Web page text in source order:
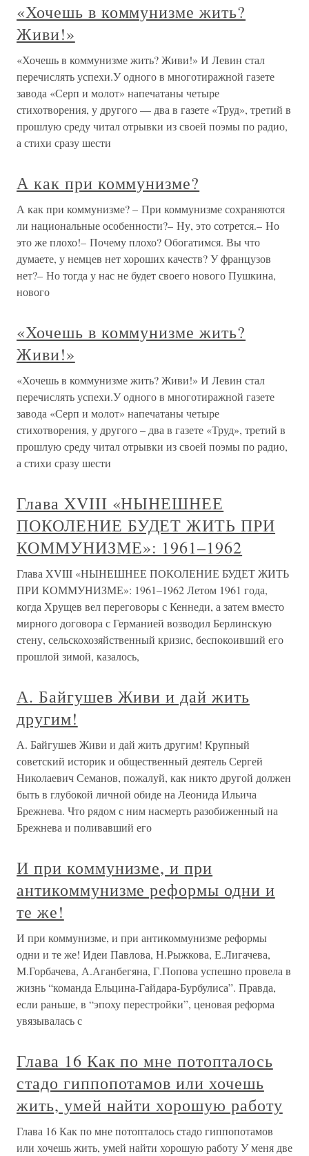
«Хочешь в коммунизме жить?
Живи!»
«Хочешь в коммунизме жить? Живи!» И Левин стал
перечислять успехи.У одного в многотиражной газете
завода «Серп и молот» напечатаны четыре
стихотворения, у другого — два в газете «Труд», третий в
прошлую среду читал отрывки из своей поэмы по радио,
а стихи сразу шести
А как при коммунизме?
А как при коммунизме? – При коммунизме сохраняются
ли национальные особенности?– Ну, это сотрется.– Но
это же плохо!– Почему плохо? Обогатимся. Вы что
думаете, у немцев нет хороших качеств? У французов
нет?– Но тогда у нас не будет своего нового Пушкина,
нового
«Хочешь в коммунизме жить?
Живи!»
«Хочешь в коммунизме жить? Живи!» И Левин стал
перечислять успехи.У одного в многотиражной газете
завода «Серп и молот» напечатаны четыре
стихотворения, у другого – два в газете «Труд», третий в
прошлую среду читал отрывки из своей поэмы по радио,
а стихи сразу шести
Глава XVIII «НЫНЕШНЕЕ
ПОКОЛЕНИЕ БУДЕТ ЖИТЬ ПРИ
КОММУНИЗМЕ»: 1961–1962
Глава XVIII «НЫНЕШНЕЕ ПОКОЛЕНИЕ БУДЕТ ЖИТЬ
ПРИ КОММУНИЗМЕ»: 1961–1962 Летом 1961 года,
когда Хрущев вел переговоры с Кеннеди, а затем вместо
мирного договора с Германией возводил Берлинскую
стену, сельскохозяйственный кризис, беспокоивший его
прошлой зимой, казалось,
А. Байгушев Живи и дай жить
другим!
А. Байгушев Живи и дай жить другим! Крупный
советский историк и общественный деятель Сергей
Николаевич Семанов, пожалуй, как никто другой должен
быть в глубокой личной обиде на Леонида Ильича
Брежнева. Что рядом с ним насмерть разобиженный на
Брежнева и поливавший его
И при коммунизме, и при
антикоммунизме реформы одни и
те же!
И при коммунизме, и при антикоммунизме реформы
одни и те же! Идеи Павлова, Н.Рыжкова, Е.Лигачева,
М.Горбачева, А.Аганбегяна, Г.Попова успешно провела в
жизнь “команда Ельцина-Гайдара-Бурбулиса”. Правда,
если раньше, в “эпоху перестройки”, ценовая реформа
увязывалась с
Глава 16 Как по мне потопталось
стадо гиппопотамов или хочешь
жить, умей найти хорошую работу
Глава 16 Как по мне потопталось стадо гиппопотамов
или хочешь жить, умей найти хорошую работу У меня две